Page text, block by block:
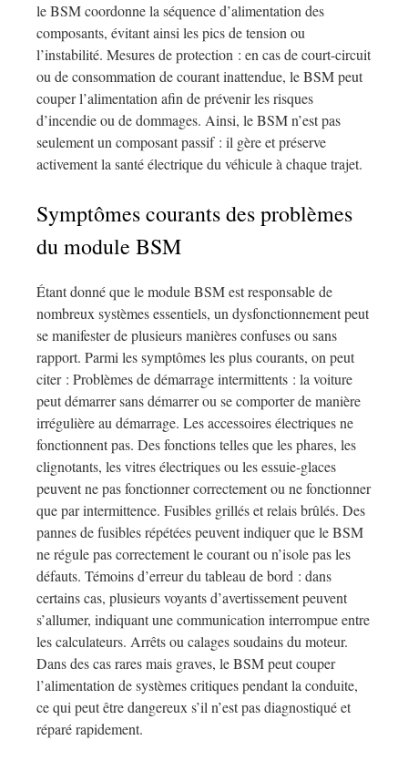
le BSM coordonne la séquence d’alimentation des
composants, évitant ainsi les pics de tension ou
l’instabilité. Mesures de protection : en cas de court-circuit
ou de consommation de courant inattendue, le BSM peut
couper l’alimentation afin de prévenir les risques
d’incendie ou de dommages. Ainsi, le BSM n’est pas
seulement un composant passif : il gère et préserve
activement la santé électrique du véhicule à chaque trajet.
Symptômes courants des problèmes
du module BSM
Étant donné que le module BSM est responsable de
nombreux systèmes essentiels, un dysfonctionnement peut
se manifester de plusieurs manières confuses ou sans
rapport. Parmi les symptômes les plus courants, on peut
citer : Problèmes de démarrage intermittents : la voiture
peut démarrer sans démarrer ou se comporter de manière
irrégulière au démarrage. Les accessoires électriques ne
fonctionnent pas. Des fonctions telles que les phares, les
clignotants, les vitres électriques ou les essuie-glaces
peuvent ne pas fonctionner correctement ou ne fonctionner
que par intermittence. Fusibles grillés et relais brûlés. Des
pannes de fusibles répétées peuvent indiquer que le BSM
ne régule pas correctement le courant ou n’isole pas les
défauts. Témoins d’erreur du tableau de bord : dans
certains cas, plusieurs voyants d’avertissement peuvent
s’allumer, indiquant une communication interrompue entre
les calculateurs. Arrêts ou calages soudains du moteur.
Dans des cas rares mais graves, le BSM peut couper
l’alimentation de systèmes critiques pendant la conduite,
ce qui peut être dangereux s’il n’est pas diagnostiqué et
réparé rapidement.